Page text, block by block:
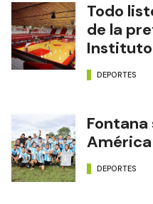
Todo
de la
Instituto
DEPORTES
Fontana
América
DEPORTES